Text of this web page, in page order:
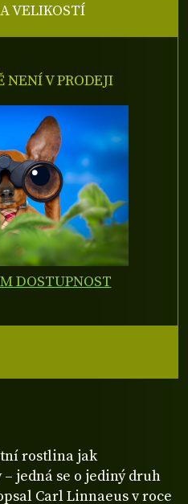
rostlina jak
jedná se o jediný druh
Carl Linnaeus v roce
VELIKOSTÍ
V PRODEJI
DOSTUPNOST